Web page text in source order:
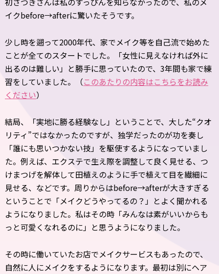
イクbefore→afterに驚いたそうです。
少し時を遡って2000年代、家でメイク等を自己流で始めた
ことが全てのスタートでした。「女性に見えなければ外に
出るのは難しい」と勝手に思っていたので、3年間も家で練
習をしていました。（このあたりの内容はこちらをお読み
ください）
結局、「実地に勝る経験なし」ということで、大した“クオ
リティ”ではなかったのですが、独学だったのが功を奏し
「誰にも思いつかない技」を駆使するようになっていまし
た。例えば、エクステで生え際を調整して良く見せる、つ
けまつげを解体して田植えのように手で植えて目を繊細に
見せる、などです。周りからはbefore→afterが大きすぎる
ということで「メイクどうやってるの？」とよく聞かれる
ようになりました。私はその時「みんなは素がいいからも
っと可愛くなれるのに」と思うようになりました。
その時に働いていたお店でメイクサービスもあったので、
自然に人にメイクをするようになります。最初は別にヘア